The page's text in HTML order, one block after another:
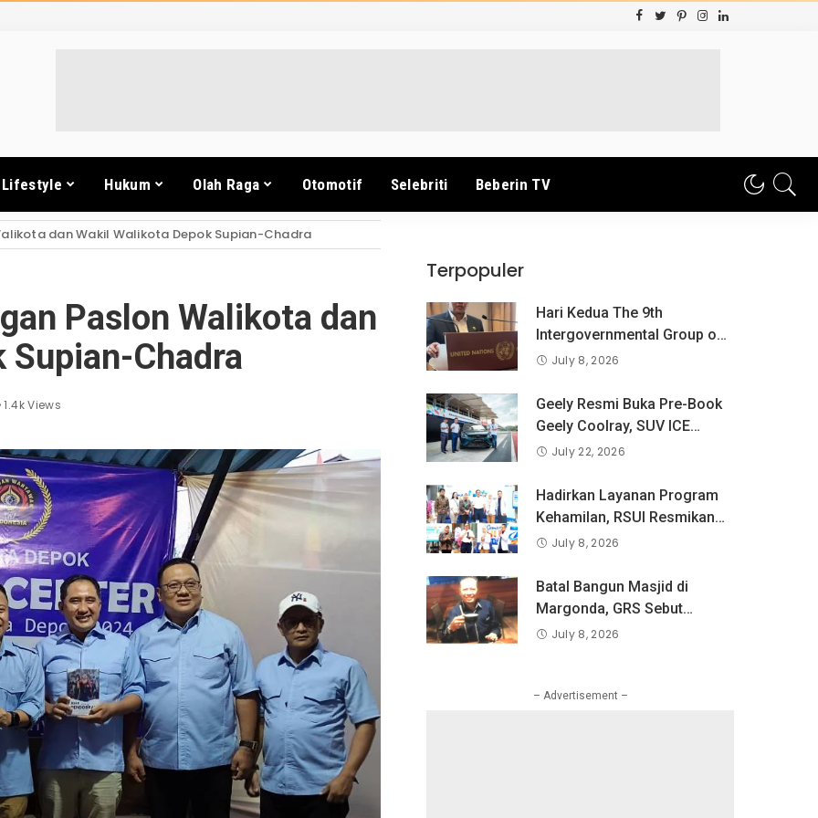
Lifestyle Hukum Olah Raga Otomotif Selebriti Beberin TV
dan Wakil Walikota Depok Supian-Chadra
Paslon Walikota dan
Supian-Chadra
1.4k Views
Terpopuler
Hari Kedua The 9th
Intergovernmental Group og
Exoert on Consumer
BPKN RI Sampaikan
Pandangan Indonesia
tentang Keselamatan Produk
Digital
July 8, 2026
Geely Resmi Buka Pre-Book
Geely Coolray, SUV ICE
Pertama Geely di Indonesia
Juta Pengguna Global.
July 22, 2026
Hadirkan Layanan Program
Kehamilan, RSUI Resmikan
Klinik Inseminasi
July 8, 2026
Batal Bangun Masjid di
Margonda, GRS Sebut
Pemkot Tetapkan Bangun
July 8, 2026
– Advertisement –